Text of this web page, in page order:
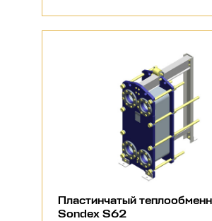
Пластинчатый
Sondex S62